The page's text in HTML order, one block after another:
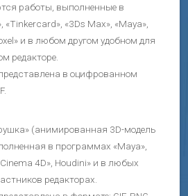
работы, выполненные в
«3Ds Max», «Maya»,
и в любом другом удобном для
редакторе.
в оцифрованном
(анимированная 3D-модель
в программах «Maya»,
4D», Houdini» и в любых
редакторах.